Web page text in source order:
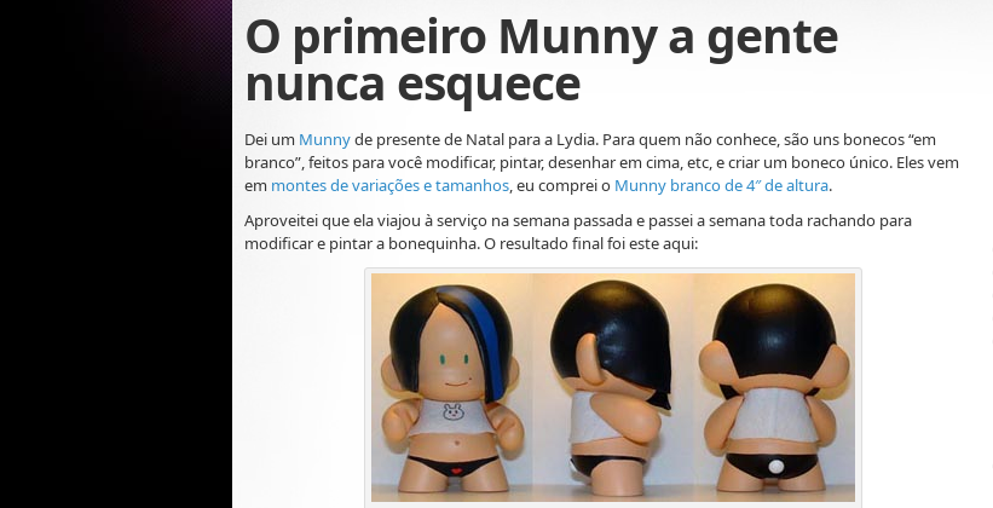
O primeiro Munny a gente
nunca esquece
Dei um Munnyde presente de Natal para a Lydia. Para quem não conhece, são uns bonecos “em
branco”, feitos para você modificar, pintar, desenhar em cima, etc, e criar um boneco único. Eles vem
em montes de variações e tamanhos, eu comprei o Munny branco de 4″ de altura.
Aproveitei que ela viajou à serviço na semana passada e passei a semana toda rachando para
modificar e pintar a bonequinha. O resultado final foi este aqui: